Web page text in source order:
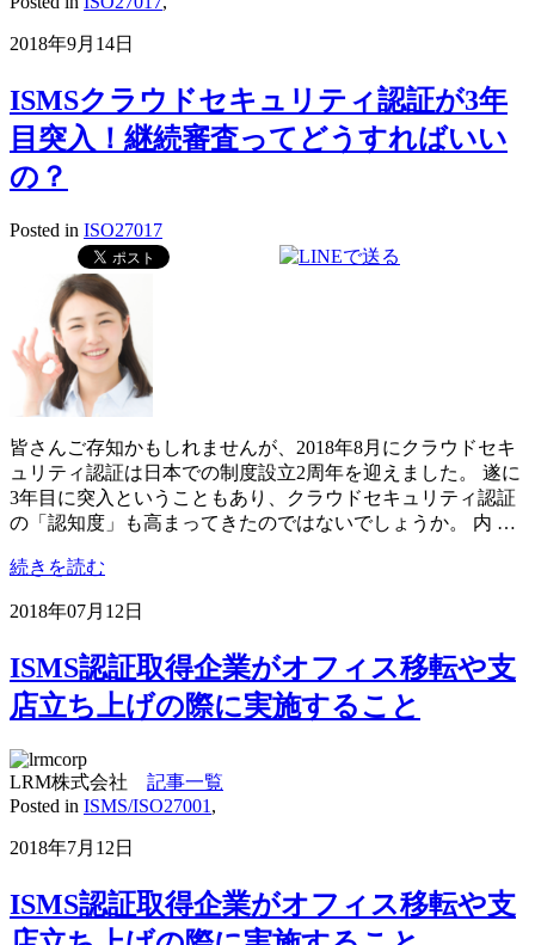
2018年9月14日
ISMSクラウドセキュリティ認証が3年
目突入！継続審査ってどうすればいい
の？
Posted in ISO27017
皆さんご存知かもしれませんが、2018年8月にクラウドセキ
ュリティ認証は日本での制度設立2周年を迎えました。 遂に
3年目に突入ということもあり、クラウドセキュリティ認証
の「認知度」も高まってきたのではないでしょうか。 内 …
続きを読む
2018年07月12日
ISMS認証取得企業がオフィス移転や支
店立ち上げの際に実施すること
LRM株式会社 記事一覧
Posted in ISMS/ISO27001 ,
2018年7月12日
ISMS認証取得企業がオフィス移転や支